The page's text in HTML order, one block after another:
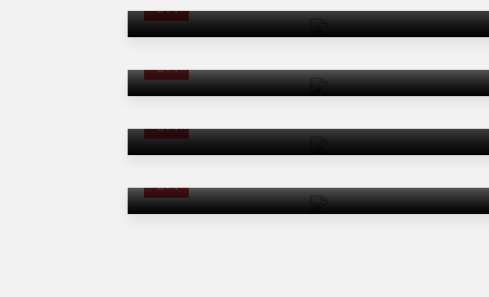
राज्य
राज्य
राज्य
हाईकोर्ट का बड़ा फैसला: परिवार में सरकारी नौकरी होने
राज्य